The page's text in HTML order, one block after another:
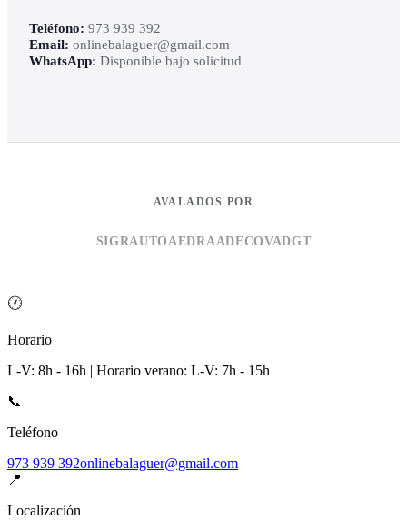
Teléfono: 973 939 392
Email: onlinebalaguer@gmail.com
WhatsApp: Disponible bajo solicitud
AVALADOS POR
SIGRAUTOAEDRAADECOVADGT
🕐
Horario
L-V: 8h - 16h | Horario verano: L-V: 7h - 15h
📞
Teléfono
973 939 392onlinebalaguer@gmail.com
📍
Localización